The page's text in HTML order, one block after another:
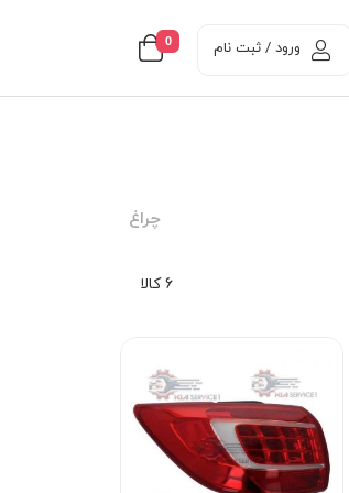
0 ورود / ثبت نام
چراغ
6 کالا